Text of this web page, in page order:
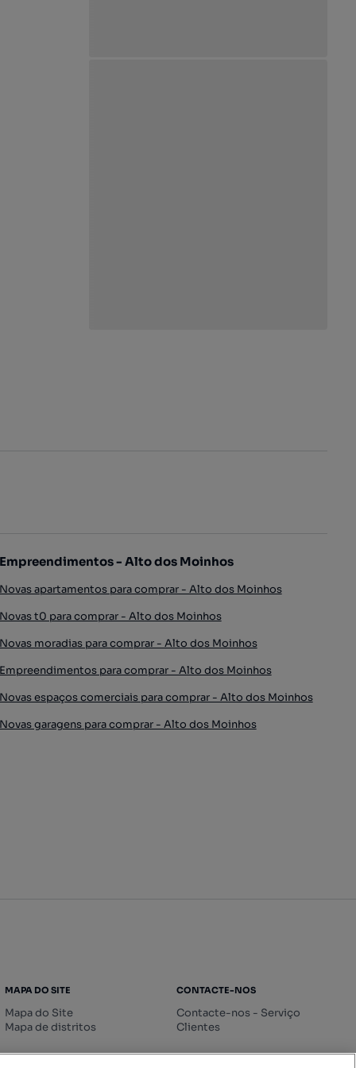
Empreendimentos - Alto dos Moinhos
Novas apartamentos para comprar - Alto dos Moinhos
Novas t0 para comprar - Alto dos Moinhos
Novas moradias para comprar - Alto dos Moinhos
Empreendimentos para comprar - Alto dos Moinhos
Novas espaços comerciais para comprar - Alto dos Moinhos
Novas garagens para comprar - Alto dos Moinhos
MAPA DO SITE
Mapa do Site
Mapa de distritos
CONTACTE-NOS
Contacte-nos - Serviço
Clientes